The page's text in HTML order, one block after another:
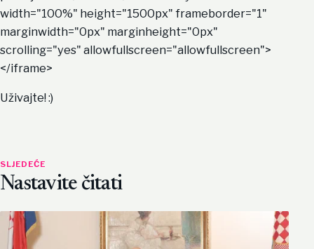
width="100%" height="1500px" frameborder="1"
marginwidth="0px" marginheight="0px"
scrolling="yes" allowfullscreen="allowfullscreen">
</iframe>
Uživajte! :)
SLJEDEĆE
Nastavite čitati